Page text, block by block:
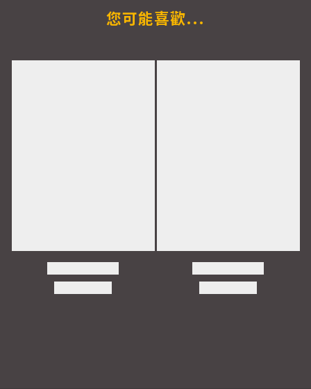
您可能喜歡...